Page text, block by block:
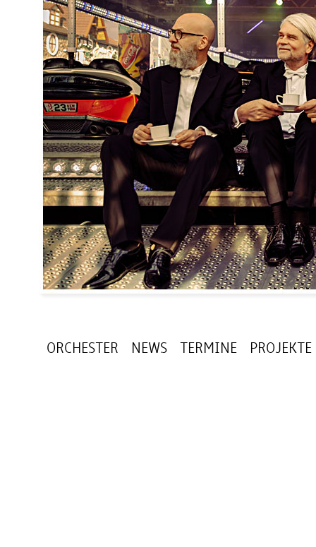
ORCHESTER NEWS TERMINE PROJEKTE